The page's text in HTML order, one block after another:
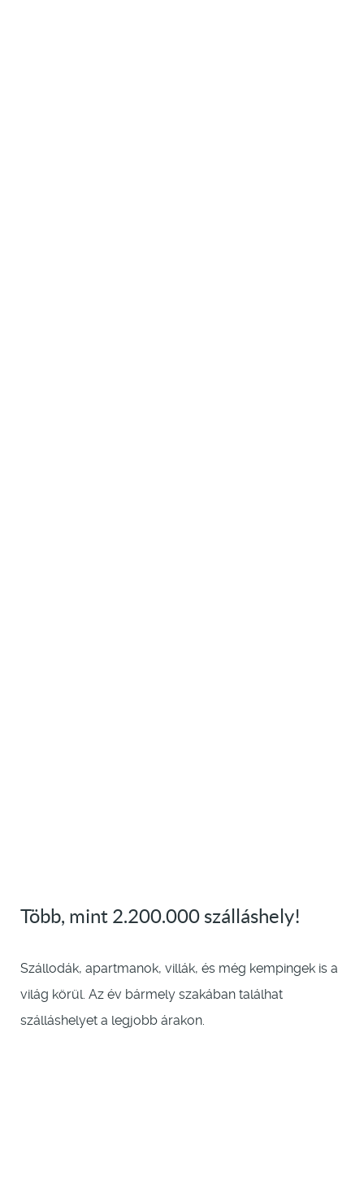
Több, mint 2.200.000 szálláshely!
Szállodák, apartmanok, villák, és még kempingek is a
világ körül. Az év bármely szakában találhat
szálláshelyet a legjobb árakon.